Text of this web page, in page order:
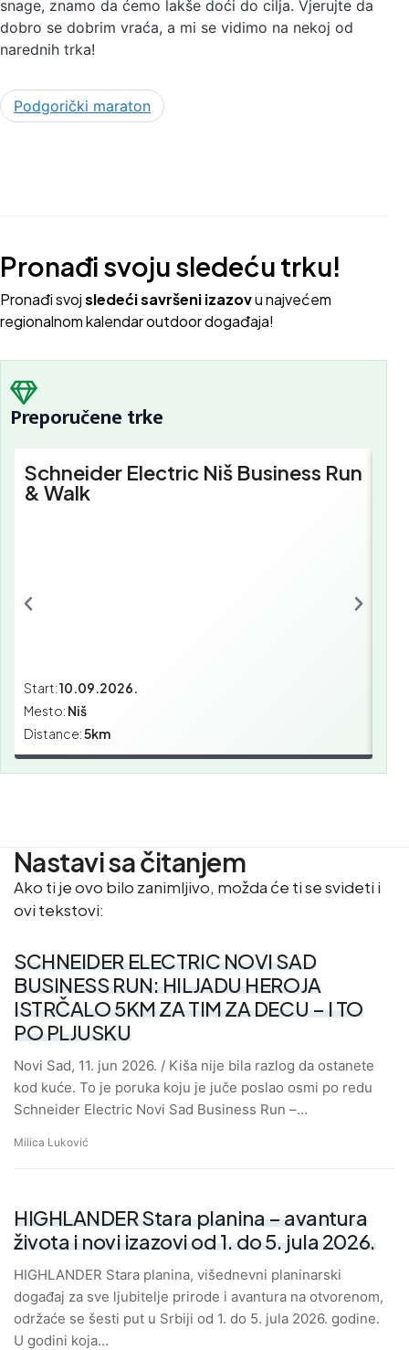
snage, znamo da ćemo lakše doći do cilja. Vjerujte da
dobro se dobrim vraća, a mi se vidimo na nekoj od
narednih trka!
Podgorički maraton
Pronađi svoju sledeću trku!
Pronađi svojsledeći savršeni izazovu najvećem
regionalnom kalendar outdoor događaja!
Preporučene trke
Schneider Electric Niš Business Run
& Walk
Start:10.09.2026.
Mesto: Niš
Distance:5km
Nastavi sa čitanjem
Ako ti je ovo bilo zanimljivo, možda će ti se svideti i
ovi tekstovi:
SCHNEIDER ELECTRIC NOVI SAD
BUSINESS RUN: HILJADU HEROJA
ISTRČALO 5KM ZA TIM ZA DECU – I TO
PO PLJUSKU
Novi Sad, 11. jun 2026. / Kiša nije bila razlog da ostanete
kod kuće. To je poruka koju je juče poslao osmi po redu
Schneider Electric Novi Sad Business Run –…
Milica Luković
HIGHLANDER Stara planina – avantura
života i novi izazovi od 1. do 5. jula 2026.
HIGHLANDER Stara planina, višednevni planinarski
događaj za sve ljubitelje prirode i avantura na otvorenom,
održaće se šesti put u Srbiji od 1. do 5. jula 2026. godine.
U godini koja…